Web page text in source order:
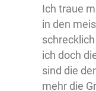
Ich traue
in den
ich doch
sind die
mehr die